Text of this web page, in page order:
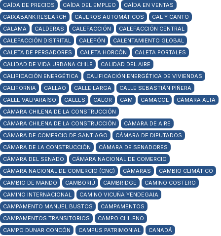
CAÍDA DE PRECIOS
CAÍDA DEL EMPLEO
CAÍDA EN VENTAS
CAIXABANK RESEARCH
CAJEROS AUTOMÁTICOS
CAL Y CANTO
CALAMA
CALDERAS CALEFACCIÓN
CALEFACCIÓN CENTRAL
CALEFACCIÓN DISTRITAL
CALEFÓN
CALENTAMIENTO GLOBAL
CALETA DE PERSADORES
CALETA HORCÓN
CALETA PORTALES
CALIDAD DE VIDA URBANA CHILE
CALIDAD DEL AIRE
CALIFICACIÓN ENERGÉTICA
CALIFICACIÓN ENERGÉTICA DE VIVIENDAS
CALIFORNIA
CALLAO CALLE LARGA
CALLE SEBASTIÁN PIÑERA
CALLE VALPARAÍSO
CALLES CALOR CAM CAMACOL
CÁMARA ALTA
CÁMARA CHILENA DE LA CONSTRUCCIÓN
CÁMARA CHILENA DE LA CONSTRUCCIÓN
CÁMARA DE AIRE
CÁMARA DE COMERCIO DE SANTIAGO
CÁMARA DE DIPUTADOS
CÁMARA DE LA CONSTRUCCIÓN
CÁMARA DE SENADORES
CÁMARA DEL SENADO
CÁMARA NACIONAL DE COMERCIO
CÁMARA NACIONAL DE COMERCIO (CNC)
CÁMARAS
CAMBIO CLIMÁTICO
CAMBIO DE MANDO
CAMBORIÚ CAMBRIDGE
CAMINO COSTERO
CAMINO INTERNACIONAL
CAMINO VICUÑA YENDEGAIA
CAMPAMENTO MANUEL BUSTOS
CAMPAMENTOS
CAMPAMENTOS TRANSITORIOS
CAMPO CHILENO
CAMPO DUNAR CONCÓN
CAMPUS PATRIMONIAL
CANADÁ